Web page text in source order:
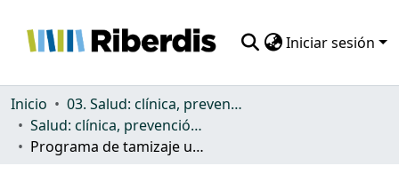
Iniciar sesión
Comunidades
Todo DSpace
Inicio
03. Salud: clínica, prevención, atención sanitaria y (re)habilitación
Salud: clínica, prevención, atención sanitaria y (re)habilitación
Programa de tamizaje universal e intervención precoz (PTUIP) en hipoacusia sensorioneural bilateral congénita. Tarea pendiente desde la perspectiva de políticas públicas de salud en Chile